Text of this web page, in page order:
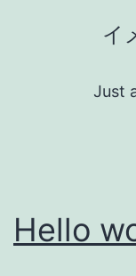
イ
Just
Hello